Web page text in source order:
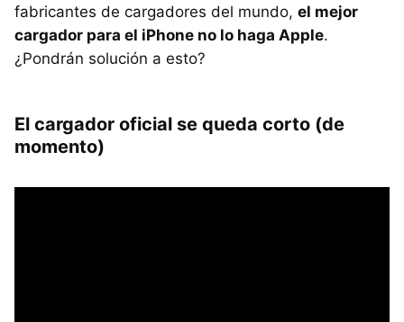
fabricantes de cargadores del mundo, el mejor
cargador para el iPhone no lo haga Apple.
¿Pondrán solución a esto?
El cargador oficial se queda corto (de
momento)